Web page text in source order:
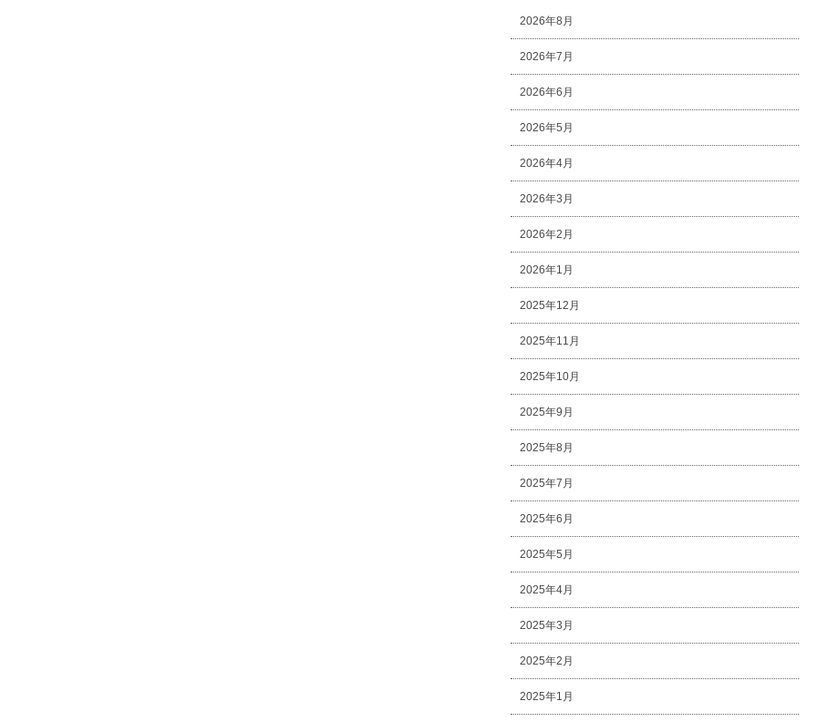
2026年8月
2026年7月
2026年6月
2026年5月
2026年4月
2026年3月
2026年2月
2026年1月
2025年12月
2025年11月
2025年10月
2025年9月
2025年8月
2025年7月
2025年6月
2025年5月
2025年4月
2025年3月
2025年2月
2025年1月